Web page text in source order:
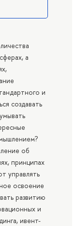
а
и
создавать
об
принципах
управлять
освоение
развитию
и
ивент-